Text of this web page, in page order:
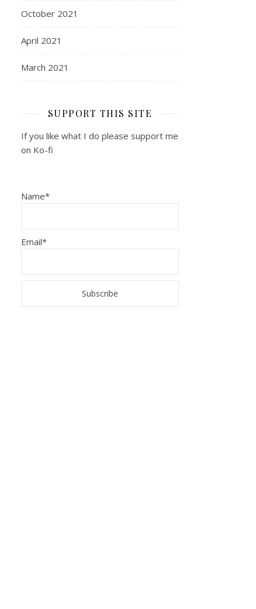
October 2021
April 2021
March 2021
SUPPORT THIS SITE
If you like what I do please support me
on Ko-fi
Name*
Email*